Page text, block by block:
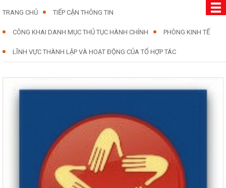
TRANG CHỦ TIẾP CẬN THÔNG TIN
CÔNG KHAI DANH MỤC THỦ TỤC HÀNH CHÍNH PHÒNG KINH TẾ
LĨNH VỰC THÀNH LẬP VÀ HOẠT ĐỘNG CỦA TỔ HỢP TÁC